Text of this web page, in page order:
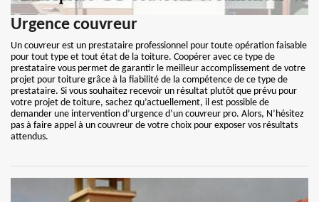
Urgence couvreur
Un couvreur est un prestataire professionnel pour toute opération faisable
pour tout type et tout état de la toiture. Coopérer avec ce type de
prestataire vous permet de garantir le meilleur accomplissement de votre
projet pour toiture grâce à la fiabilité de la compétence de ce type de
prestataire. Si vous souhaitez recevoir un résultat plutôt que prévu pour
votre projet de toiture, sachez qu’actuellement, il est possible de
demander une intervention d’urgence d’un couvreur pro. Alors, N’hésitez
pas à faire appel à un couvreur de votre choix pour exposer vos résultats
attendus.